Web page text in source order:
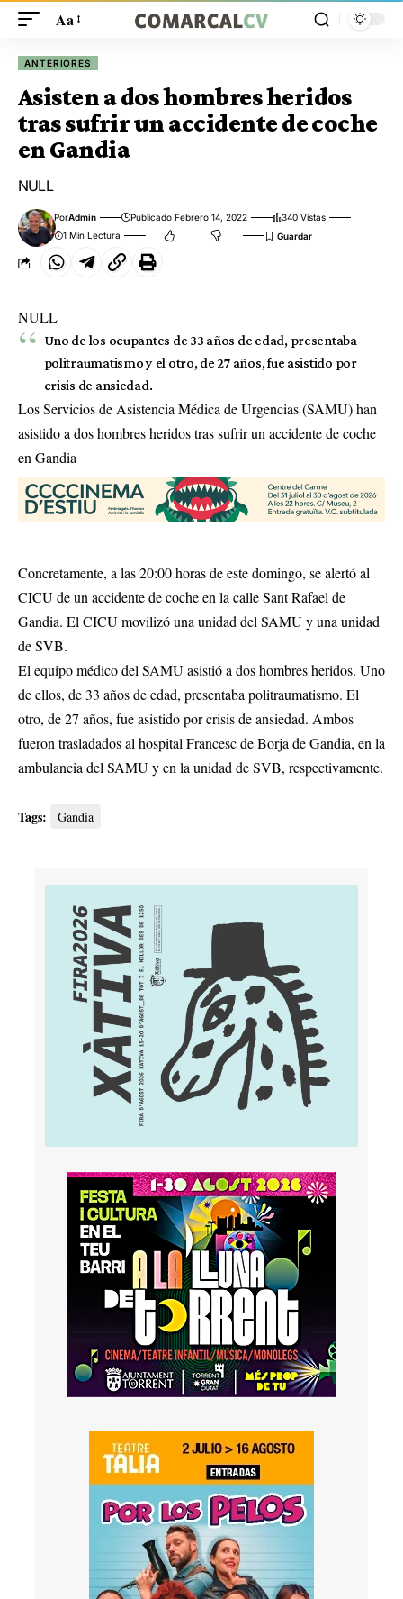
Aa
ANTERIORES
Asisten a dos hombres heridos
tras sufrir un accidente de coche
en Gandia
NULL
PorAdmin Publicado Febrero 14, 2022
340 Vistas
1 Min Lectura
NULL
Uno de los ocupantes de 33 años de edad, presentaba
politraumatismo y el otro, de 27 años, fue asistido por
crisis de ansiedad.
Los Servicios de Asistencia Médica de Urgencias (SAMU) han
asistido a dos hombres heridos tras sufrir un accidente de coche
en Gandia
Concretamente, a las 20:00 horas de este domingo, se alertó al
CICU de un accidente de coche en la calle Sant Rafael de
Gandia. El CICU movilizó una unidad del SAMU y una unidad
de SVB.
El equipo médico del SAMU asistió a dos hombres heridos. Uno
de ellos, de 33 años de edad, presentaba politraumatismo. El
otro, de 27 años, fue asistido por crisis de ansiedad. Ambos
fueron trasladados al hospital Francesc de Borja de Gandia, en la
ambulancia del SAMU y en la unidad de SVB, respectivamente.
Tags: Gandia